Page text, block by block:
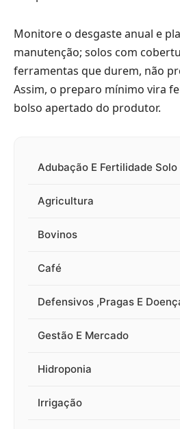
Monitore o desgaste anual e
manutenção; solos com
ferramentas que durem, não
Assim, o preparo mínimo vira
bolso apertado do produtor.
Adubação E Fertilidade Solo
Agricultura
Bovinos
Café
Defensivos ,Pragas E
Gestão E Mercado
Hidroponia
Irrigação